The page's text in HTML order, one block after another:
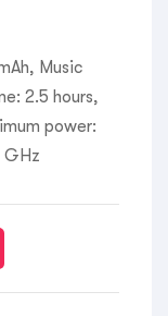
Music
2.5 hours,
power:
GHz